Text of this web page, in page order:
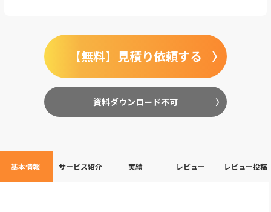
【無料】見積り依頼する
資料ダウンロード不可
基本情報 サービス紹介 実績 レビュー レビュー投稿